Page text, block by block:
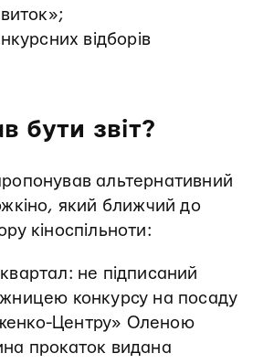
відборів
бути звіт?
альтернативний
який ближчий до
кіноспільноти:
не підписаний
конкурсу на посаду
Центру» Оленою
прокаток видана